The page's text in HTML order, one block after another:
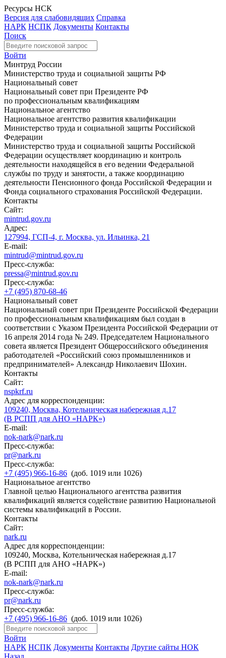
Ресурсы НСК
Версия для слабовидящих Справка
НАРК НСПК Документы Контакты
Поиск
Войти
Минтруд России
Министерство труда и социальной защиты РФ
Национальный совет
Национальный совет при Президенте РФ
по профессиональным квалификациям
Национальное агентство
Национальное агентство развития квалификации
Министерство труда и социальной защиты Российской
Федерации
Министерство труда и социальной защиты Российской
Федерации осуществляет координацию и контроль
деятельности находящейся в его ведении Федеральной
службы по труду и занятости, а также координацию
деятельности Пенсионного фонда Российской Федерации и
Фонда социального страхования Российской Федерации.
Контакты
Сайт:
mintrud.gov.ru
Адрес:
127994, ГСП-4, г. Москва, ул. Ильинка, 21
E-mail:
mintrud@mintrud.gov.ru
Пресс-служба:
pressa@mintrud.gov.ru
Пресс-служба:
+7 (495) 870-68-46
Национальный совет
Национальный совет при Президенте Российской Федерации
по профессиональным квалификациям был создан в
соответствии с Указом Президента Российской Федерации от
16 апреля 2014 года № 249. Председателем Национального
совета является Президент Общероссийского объединения
работодателей «Российский союз промышленников и
предпринимателей» Александр Николаевич Шохин.
Контакты
Сайт:
nspkrf.ru
Адрес для корреспонденции:
109240, Москва, Котельническая набережная д.17
(В РСПП для АНО «НАРК»)
E-mail:
nok-nark@nark.ru
Пресс-служба:
pr@nark.ru
Пресс-служба:
+7 (495) 966-16-86 (доб. 1019 или 1026)
Национальное агентство
Главной целью Национального агентства развития
квалификаций является содействие развитию Национальной
системы квалификаций в России.
Контакты
Сайт:
nark.ru
Адрес для корреспонденции:
109240, Москва, Котельническая набережная д.17
(В РСПП для АНО «НАРК»)
E-mail:
nok-nark@nark.ru
Пресс-служба:
pr@nark.ru
Пресс-служба:
+7 (495) 966-16-86 (доб. 1019 или 1026)
Войти
НАРК НСПК Документы Контакты Другие сайты НОК
Назад